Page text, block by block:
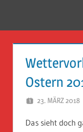
Guckloch
Herr
Geheimrat
auf
Ostern
23. MÄRZ 2018
Das sieht doch